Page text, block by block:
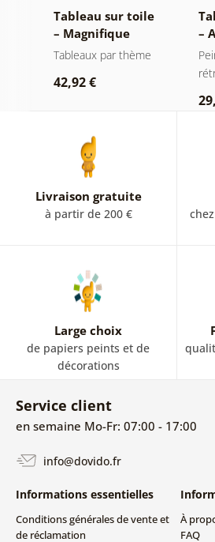
Tableau sur toile
– Magnifique
sommet de
et blanc
Tableaux par thème
42,92 €
–
Livraison gratuite
à partir de 200 €
Large choix
de papiers peints et de
décorations
Service client
en semaine Mo-Fr: 07:00 - 17:00
info@dovido.fr
Informations essentielles
Conditions générales de vente et
de réclamation
À
FAQ